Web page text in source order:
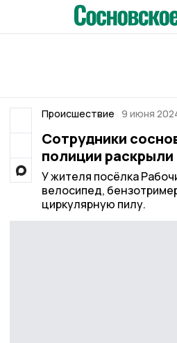
Происшествие 9 июня
Сотрудники
полиции
У жителя посёлка
велосипед,
циркулярную пилу.